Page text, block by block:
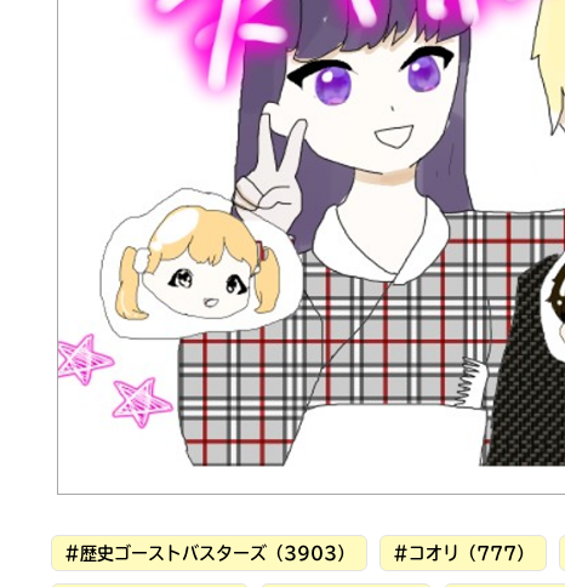
読みたい本が
見つかる
#歴史ゴーストバスターズ（3903） #コオリ（777）